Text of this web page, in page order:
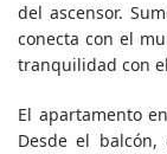
del ascensor.
conecta con el
tranquilidad con
El apartamento
Desde el